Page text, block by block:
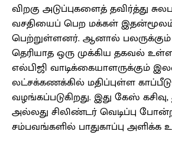
விறகு அடுப்புகளைத் தவிர்த்து
வசதியைப் பெற மக்கள் இதன்மூலம்
பெற்றுள்ளனர். ஆனால்
தெரியாத ஒரு முக்கிய தகவல்
எல்பிஜி வாடிக்கையாளருக்கும்
லட்சக்கணக்கில் மதிப்புள்ள
வழங்கப்படுகிறது. இது கேஸ் கசிவு,
அல்லது சிலிண்டர் வெடிப்பு
சம்பவங்களில் பாதுகாப்பு அளிக்க